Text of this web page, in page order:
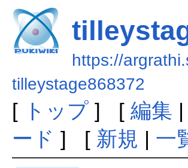
https://
tilleystage868372
[ トップ] [ 編集 |
ード ] [ 新規 | 一